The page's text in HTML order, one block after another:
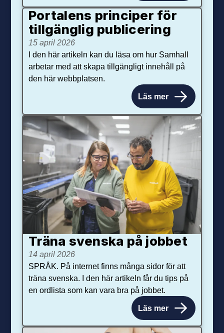
Portalens principer för
tillgänglig publicering
15 april 2026
I den här artikeln kan du läsa om hur Samhall
arbetar med att skapa tillgängligt innehåll på
den här webbplatsen.
Läs mer
Träna svenska på jobbet
14 april 2026
SPRÅK. På internet finns många sidor för att
träna svenska. I den här artikeln får du tips på
en ordlista som kan vara bra på jobbet.
Läs mer